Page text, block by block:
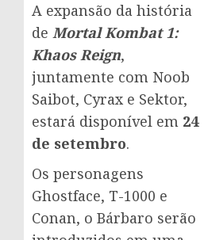
A expansão da história
de Mortal Kombat 1:
Khaos Reign,
juntamente com Noob
Saibot, Cyrax e Sektor,
estará disponível em 24
de setembro.
Os personagens
Ghostface, T-1000 e
Conan, o Bárbaro serão